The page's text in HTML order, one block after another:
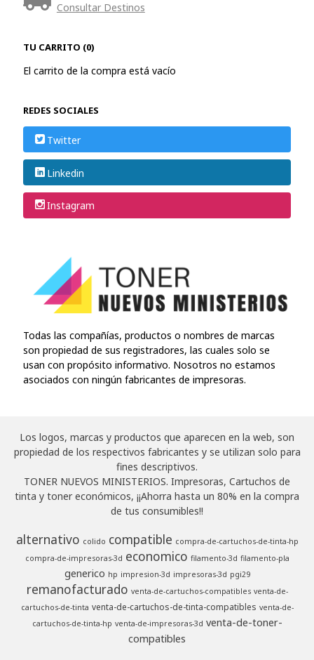
Consultar Destinos
TU CARRITO (0)
El carrito de la compra está vacío
REDES SOCIALES
Twitter
Linkedin
Instagram
Todas las compañías, productos o nombres de marcas
son propiedad de sus registradores, las cuales solo se
usan con propósito informativo. Nosotros no estamos
asociados con ningún fabricantes de impresoras.
Los logos, marcas y productos que aparecen en la web, son
propiedad de los respectivos fabricantes y se utilizan solo para
fines descriptivos.
TONER NUEVOS MINISTERIOS. Impresoras, Cartuchos de
tinta y toner económicos, ¡¡Ahorra hasta un 80% en la compra
de tus consumibles!!
alternativo colido compatible compra-de-cartuchos-de-tinta-hp
compra-de-impresoras-3d economico filamento-3d filamento-pla
generico hp impresion-3d impresoras-3d pgi29
remanofacturado venta-de-cartuchos-compatibles venta-de-
cartuchos-de-tinta venta-de-cartuchos-de-tinta-compatibles venta-de-
cartuchos-de-tinta-hp venta-de-impresoras-3d venta-de-toner-
compatibles